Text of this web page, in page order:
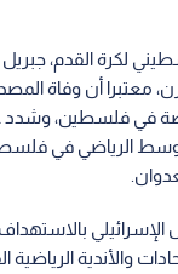
لكرة القدم،
معتبرا أن وفاة
في فلسطين، وشدد
الرياضي في
الإسرائيلي
والأندية الرياضية